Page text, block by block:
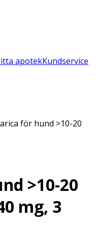
apotekKundservice
för hund >10-20
>10-20
mg, 3